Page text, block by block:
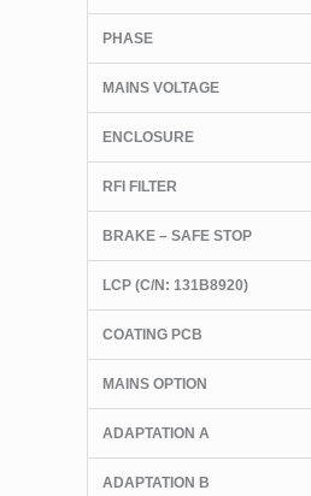
PHASE
MAINS VOLTAGE
ENCLOSURE
RFI FILTER
BRAKE – SAFE STOP
LCP (C/N: 131B8920)
COATING PCB
MAINS OPTION
ADAPTATION A
ADAPTATION B